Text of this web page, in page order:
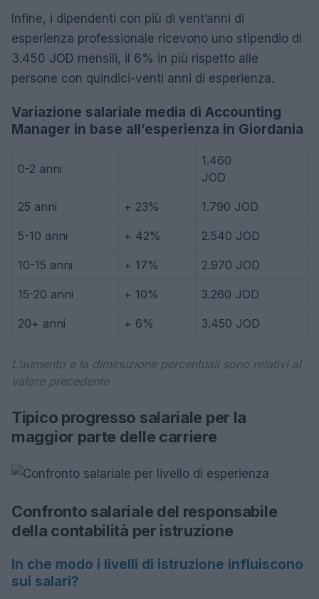
Infine, i dipendenti con più di vent’anni di
esperienza professionale ricevono uno stipendio di
3.450 JOD mensili, il 6% in più rispetto alle
persone con quindici-venti anni di esperienza.
Variazione salariale media di Accounting
Manager in base all’esperienza in Giordania
0-2 anni
1.460
JOD
25 anni + 23% 1.790 JOD
5-10 anni + 42% 2.540 JOD
10-15 anni + 17% 2.970 JOD
15-20 anni + 10% 3.260 JOD
20+ anni + 6% 3.450 JOD
L’aumento e la diminuzione percentuali sono relativi al
valore precedente
Tipico progresso salariale per la
maggior parte delle carriere
Confronto salariale del responsabile
della contabilità per istruzione
In che modo i livelli di istruzione influiscono
sui salari?